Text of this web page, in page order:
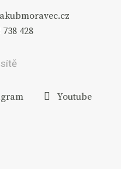
738 428
Youtube